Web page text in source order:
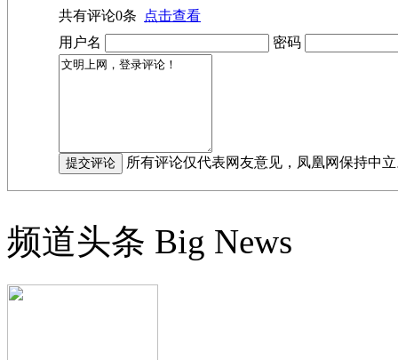
共有评论0条
点击查看
用户名
密码
所有评论仅代表网友意见，凤凰网保持中
频道头条 Big News